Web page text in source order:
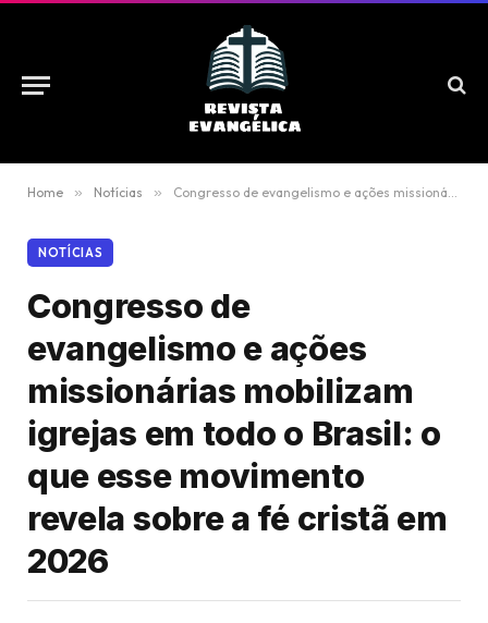
Home » Notícias » Congresso de evangelismo e ações missionárias mobilizam igrejas em todo o Brasil: o que esse movimento revela sobre a fé cristã em 2026
NOTÍCIAS
Congresso de
evangelismo e ações
missionárias mobilizam
igrejas em todo o Brasil: o
que esse movimento
revela sobre a fé cristã em
2026